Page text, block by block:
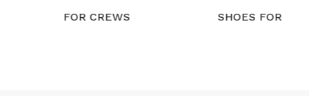
FOR CREWS
SHOES FOR